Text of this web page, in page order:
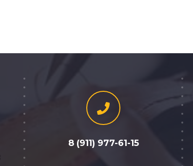
8 (911) 977-61-15